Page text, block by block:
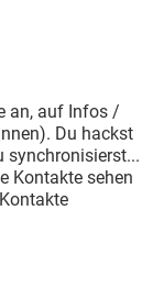
an, auf Infos /
Du hackst
synchronisierst...
Kontakte sehen